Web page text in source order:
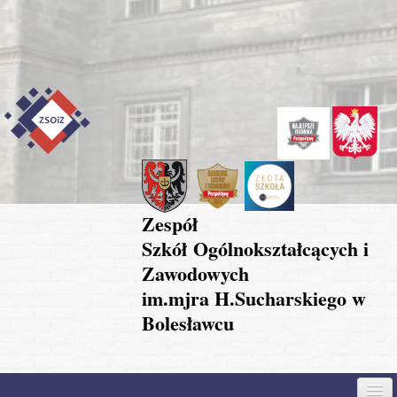
Zespół
Szkół Ogólnokształcących i
Zawodowych
im.mjra H.Sucharskiego w
Bolesławcu